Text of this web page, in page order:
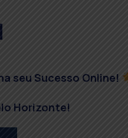
seu Sucesso Online!
Horizonte!